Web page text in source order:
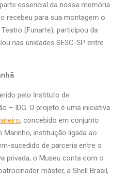
essencial da nossa memória
recebeu para sua montagem o
(Funarte), participou da
nas unidades SESC-SP entre
pelo Instituto de
– IDG. O projeto é uma iniciativa
, concebido em conjunto
Marinho, instituição ligada ao
sucedido de parceria entre o
privada, o Museu conta com o
máster, a Shell Brasil,